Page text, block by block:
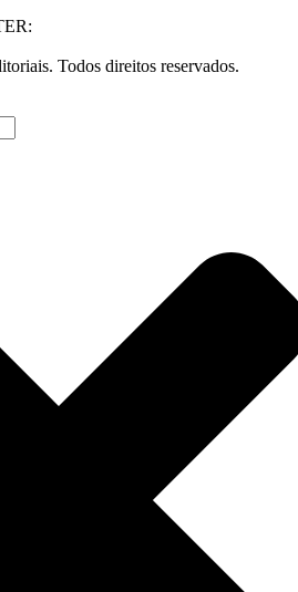
Todos direitos reservados.